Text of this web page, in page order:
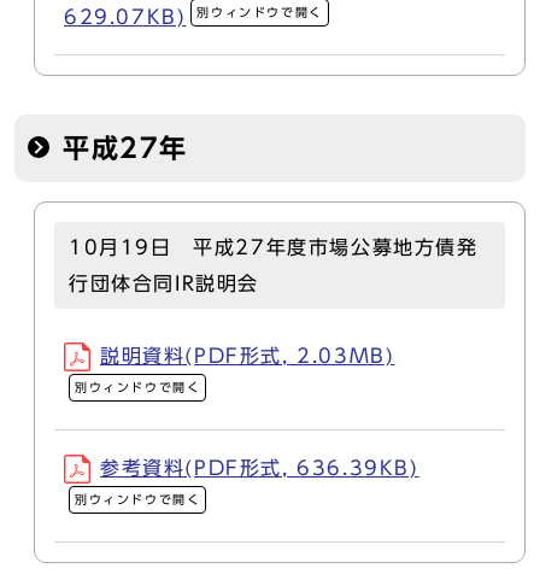
629.07KB)
別ウィンドウで開く
平成27年
10月19日 平成27年度市場公募地方債発
行団体合同IR説明会
説明資料(PDF形式, 2.03MB)
別ウィンドウで開く
参考資料(PDF形式, 636.39KB)
別ウィンドウで開く